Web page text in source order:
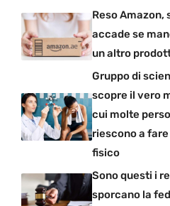
Reso Amazon,
accade se
un altro
Gruppo di
scopre il vero
cui molte
riescono a
fisico
Sono questi i
sporcano la